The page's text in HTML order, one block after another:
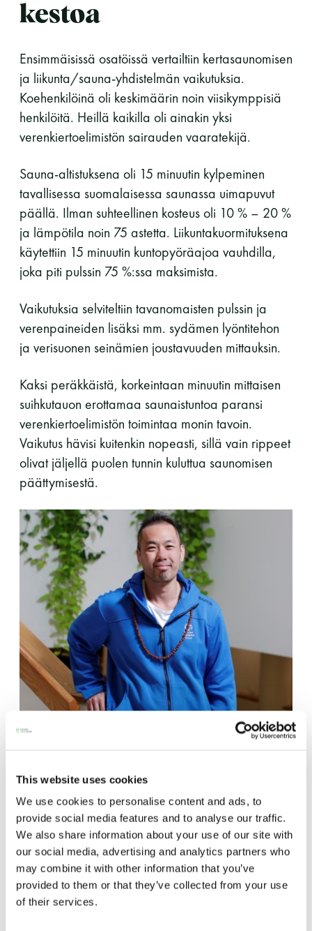
This website uses cookies
We use cookies to personalise content and ads, to
provide social media features and to analyse our traffic.
We also share information about your use of our site with
our social media, advertising and analytics partners who
may combine it with other information that you’ve
provided to them or that they’ve collected from your use
of their services.
kestoa
Ensimmäisissä osatöissä vertailtiin kertasaunomisen
ja liikunta/sauna-yhdistelmän vaikutuksia.
Koehenkilöinä oli keskimäärin noin viisikymppisiä
henkilöitä. Heillä kaikilla oli ainakin yksi
verenkiertoelimistön sairauden vaaratekijä.
Sauna-altistuksena oli 15 minuutin kylpeminen
tavallisessa suomalaisessa saunassa uimapuvut
päällä. Ilman suhteellinen kosteus oli 10 % – 20 %
ja lämpötila noin 75 astetta. Liikuntakuormituksena
käytettiin 15 minuutin kuntopyöräajoa vauhdilla,
joka piti pulssin 75 %:ssa maksimista.
Vaikutuksia selviteltiin tavanomaisten pulssin ja
verenpaineiden lisäksi mm. sydämen lyöntitehon
ja verisuonen seinämien joustavuuden mittauksin.
Kaksi peräkkäistä, korkeintaan minuutin mittaisen
suihkutauon erottamaa saunaistuntoa paransi
verenkiertoelimistön toimintaa monin tavoin.
Vaikutus hävisi kuitenkin nopeasti, sillä vain rippeet
olivat jäljellä puolen tunnin kuluttua saunomisen
päättymisestä.
Samansuuntainen, mutta vähän pienempi välitön
ensimmäinen puolisko korvattiin kuntopyöräilyllä.
Tärkeä ero altistusten välillä oli, että suotuisa
vaikutus säilyi liikunnan ja saunan yhdistelmän
jälkeen pidempään kuin pelkän saunan jälkeen.
Lue myös:Sauna ja iho